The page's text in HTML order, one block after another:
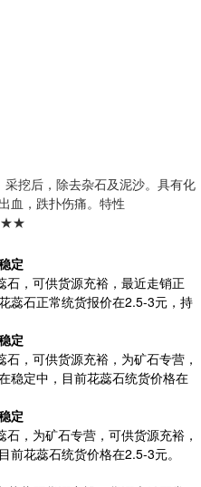
挖后，除去杂石及泥沙。具有化
血，跌扑伤痛。 特性
定
石，可供货源充裕，最近走销正
蕊石正常统货报价在2.5-3元，持
定
，可供货源充裕，为矿石专营，
稳定中，目前花蕊石统货价格在
定
，为矿石专营，可供货源充裕，
前花蕊石统货价格在2.5-3元。